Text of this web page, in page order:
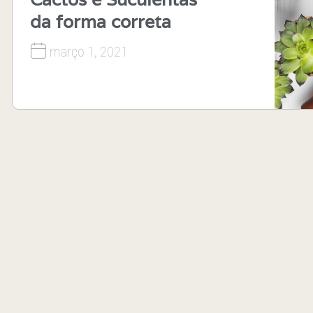
da forma correta
março 1, 2021